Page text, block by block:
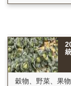
穀物、野菜、果